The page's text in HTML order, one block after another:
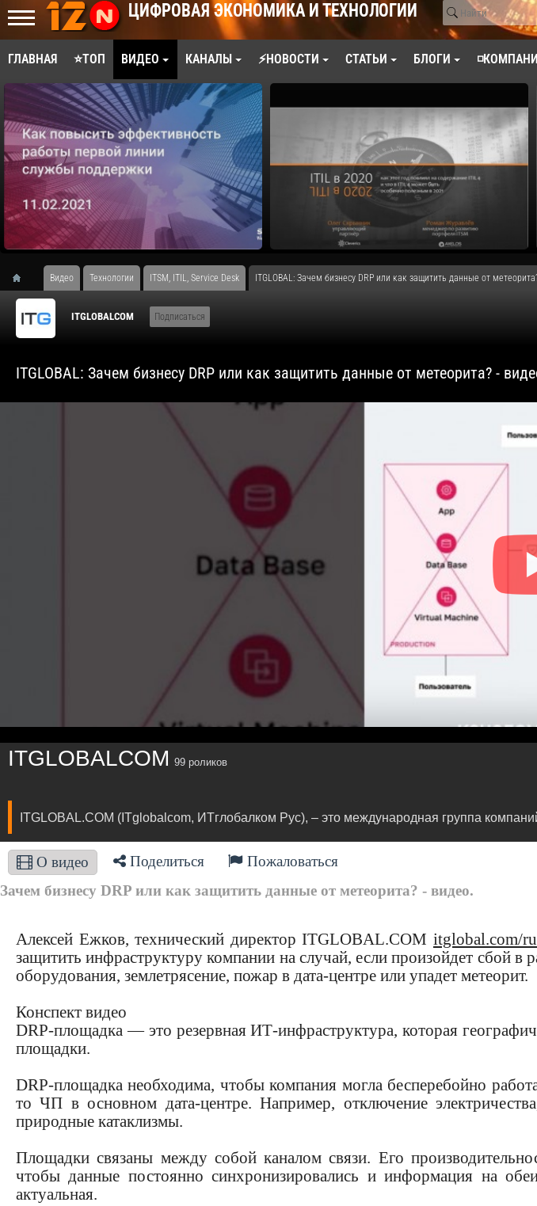
ЦИФРОВАЯ ЭКОНОМИКА И ТЕХНОЛОГИИ
ГЛАВНАЯ ⭐ТОП ВИДЕО КАНАЛЫ ⚡НОВОСТИ СТАТЬИ БЛОГИ
Видео Технологии ITSM, ITIL, Service Desk ITGLOBAL: Зачем бизнесу DRP или как защитить данные от
ITGLOBALCOM Подписаться
ITGLOBAL: Зачем бизнесу DRP или как защитить данные от метеорита? -
ITGLOBALCOM 99 роликов
ITGLOBAL.COM (ITglobalcom, ИТглобалком Рус), – это международная группа
О видео Поделиться
Пожаловаться
Зачем бизнесу DRP или как защитить данные от метеорита? - видео.
Алексей Ежков, технический директор ITGLOBAL.COM itglobal.com/
защитить инфраструктуру компании на случай, если произойдет сбой
оборудования, землетрясение, пожар в дата-центре или упадет метеорит.
Конспект видео
DRP-площадка — это резервная ИТ-инфраструктура, которая
площадки.
DRP-площадка необходима, чтобы компания могла бесперебойно
то ЧП в основном дата-центре. Например, отключение
природные катаклизмы.
Площадки связаны между собой каналом связи. Его
чтобы данные постоянно синхронизировались и информация на
актуальная.